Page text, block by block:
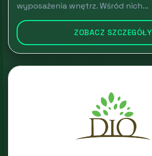
wyposażenia wnętrz. Wśród nich...
ZOBACZ SZCZEGÓŁY